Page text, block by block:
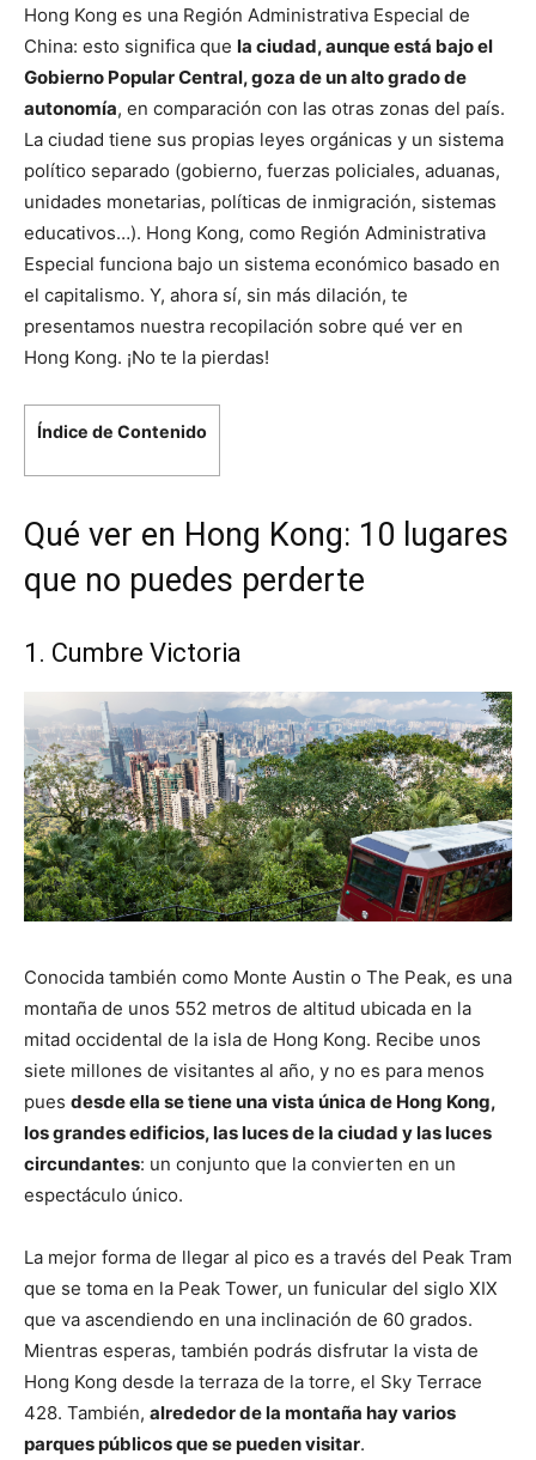
Hong Kong es una Región Administrativa Especial de
China: esto significa que la ciudad, aunque está bajo el
Gobierno Popular Central, goza de un alto grado de
autonomía, en comparación con las otras zonas del país.
La ciudad tiene sus propias leyes orgánicas y un sistema
político separado (gobierno, fuerzas policiales, aduanas,
unidades monetarias, políticas de inmigración, sistemas
educativos…). Hong Kong, como Región Administrativa
Especial funciona bajo un sistema económico basado en
el capitalismo. Y, ahora sí, sin más dilación, te
presentamos nuestra recopilación sobre qué ver en
Hong Kong. ¡No te la pierdas!
Índice de Contenido
Qué ver en Hong Kong: 10 lugares
que no puedes perderte
1. Cumbre Victoria
Conocida también como Monte Austin o The Peak, es una
montaña de unos 552 metros de altitud ubicada en la
mitad occidental de la isla de Hong Kong. Recibe unos
siete millones de visitantes al año, y no es para menos
pues desde ella se tiene una vista única de Hong Kong,
los grandes edificios, las luces de la ciudad y las luces
circundantes: un conjunto que la convierten en un
espectáculo único.
La mejor forma de llegar al pico es a través del Peak Tram
que se toma en la Peak Tower, un funicular del siglo XIX
que va ascendiendo en una inclinación de 60 grados.
Mientras esperas, también podrás disfrutar la vista de
Hong Kong desde la terraza de la torre, el Sky Terrace
428. También, alrededor de la montaña hay varios
parques públicos que se pueden visitar.